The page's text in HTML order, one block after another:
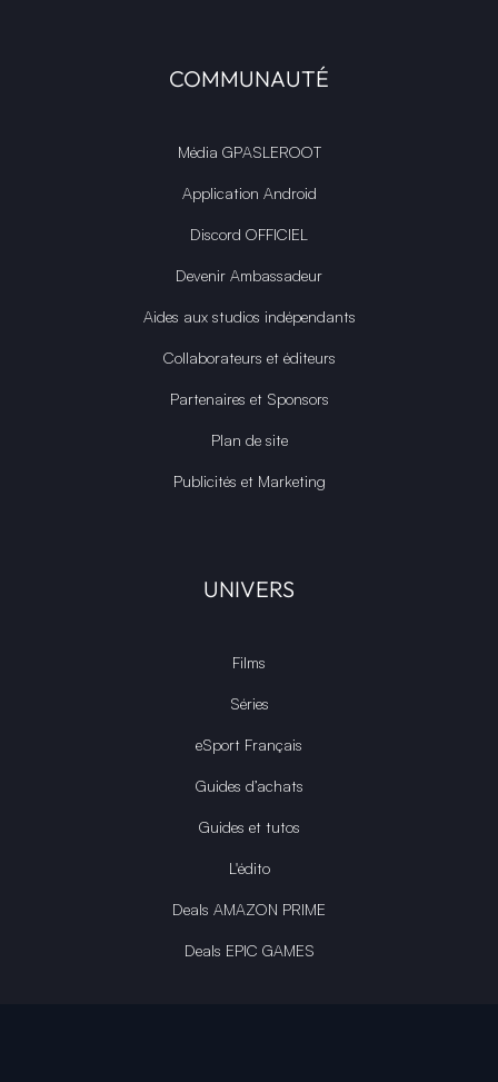
COMMUNAUTÉ
Média GPASLEROOT
Application Android
Discord OFFICIEL
Devenir Ambassadeur
Aides aux studios indépendants
Collaborateurs et éditeurs
Partenaires et Sponsors
Plan de site
Publicités et Marketing
UNIVERS
Films
Séries
eSport Français
Guides d’achats
Guides et tutos
L'édito
Deals AMAZON PRIME
Deals EPIC GAMES